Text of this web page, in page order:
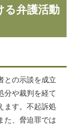
る弁護活動
との示談を成立
分や裁判を経て
ます。不起訴処
た、脅迫罪では